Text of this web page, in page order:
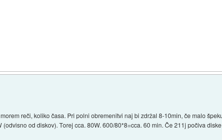
reči, koliko časa. Pri polni obremenitvi naj bi zdržal 8-10min, če malo
od diskov). Torej cca. 80W. 600/80*8=cca. 60 min. Če 211j počiva